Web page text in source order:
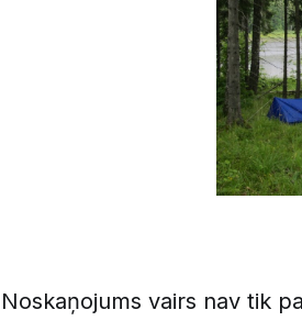
Noskaņojums vairs nav tik